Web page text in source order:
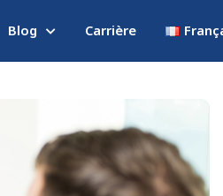
Blog Carrière